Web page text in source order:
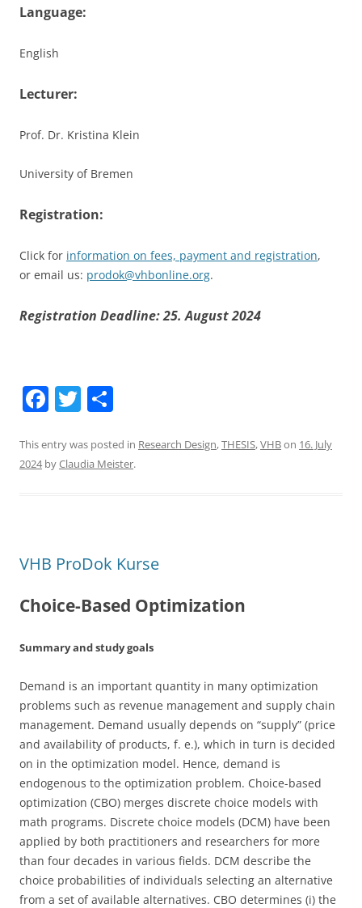
Language:
English
Lecturer:
Prof. Dr. Kristina Klein
University of Bremen
Registration:
Click for information on fees, payment and registration,
or email us: prodok@vhbonline.org.
Registration Deadline: 25. August 2024
F
c
e
o
k
T
itt
er
ar
e
This entry was posted in Research Design,THESIS,VHBon 16. July
2024byClaudia Meister.
VHB ProDok Kurse
Choice-Based Optimization
Summary and study goals
Demand is an important quantity in many optimization
problems such as revenue management and supply chain
management. Demand usually depends on “supply” (price
and availability of products, f. e.), which in turn is decided
on in the optimization model. Hence, demand is
endogenous to the optimization problem. Choice-based
optimization (CBO) merges discrete choice models with
math programs. Discrete choice models (DCM) have been
applied by both practitioners and researchers for more
than four decades in various fields. DCM describe the
choice probabilities of individuals selecting an alternative
from a set of available alternatives. CBO determines (i) the